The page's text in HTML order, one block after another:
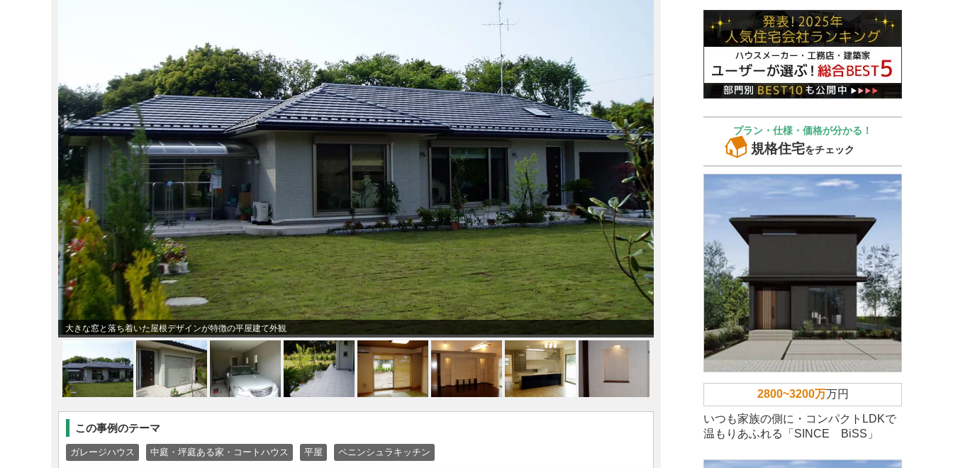
大きな窓と落ち着いた屋根デザインが特徴の平屋建て外観
この事例のテーマ
ガレージハウス 中庭・坪庭ある家・コートハウス 平屋 ペニンシュラキッチン
プラン・仕様・価格が分かる！
規格住宅をチェック
2800~3200万万円
いつも家族の側に・コンパクトLDKで
温もりあふれる「SINCE BiSS」